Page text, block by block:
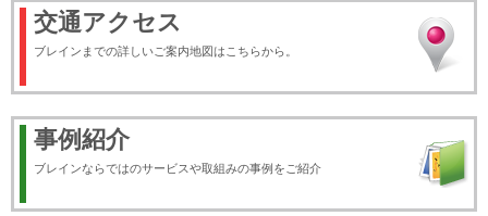
交通アクセス
ブレインまでの詳しいご案内地図はこちらから。
事例紹介
ブレインならではのサービスや取組みの事例をご紹介